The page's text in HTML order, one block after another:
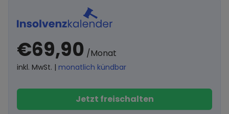
€69,90 /Monat
inkl. MwSt. | monatlich kündbar
Jetzt freischalten